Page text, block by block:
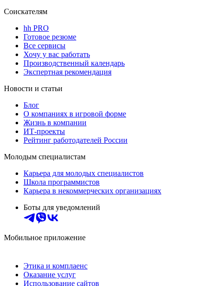
Соискателям
hh PRO
Готовое резюме
Все сервисы
Хочу у вас работать
Производственный календарь
Экспертная рекомендация
Новости и статьи
Блог
О компаниях в игровой форме
Жизнь в компании
ИТ-проекты
Рейтинг работодателей России
Молодым специалистам
Карьера для молодых специалистов
Школа программистов
Карьера в некоммерческих организациях
Боты для уведомлений
Мобильное приложение
Этика и комплаенс
Оказание услуг
Использование сайтов